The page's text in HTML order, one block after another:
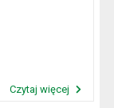
Czytaj więcej